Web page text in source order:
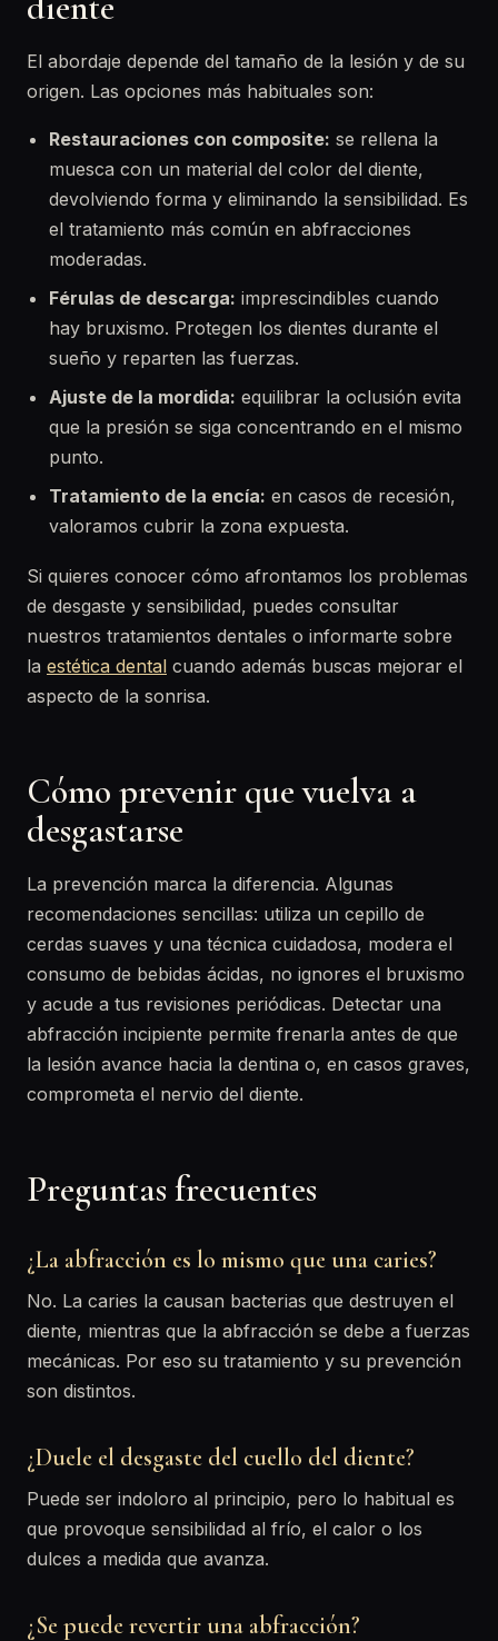
El abordaje depende del tamaño de la lesión y de su
origen. Las opciones más habituales son:
Restauraciones con composite: se rellena la
muesca con un material del color del diente,
devolviendo forma y eliminando la sensibilidad. Es
el tratamiento más común en abfracciones
moderadas.
Férulas de descarga: imprescindibles cuando
hay bruxismo. Protegen los dientes durante el
sueño y reparten las fuerzas.
Ajuste de la mordida: equilibrar la oclusión evita
que la presión se siga concentrando en el mismo
punto.
Tratamiento de la encía: en casos de recesión,
valoramos cubrir la zona expuesta.
Si quieres conocer cómo afrontamos los problemas
de desgaste y sensibilidad, puedes consultar
nuestros tratamientos dentales o informarte sobre
la estética dental cuando además buscas mejorar el
aspecto de la sonrisa.
Cómo prevenir que vuelva a
desgastarse
La prevención marca la diferencia. Algunas
recomendaciones sencillas: utiliza un cepillo de
cerdas suaves y una técnica cuidadosa, modera el
consumo de bebidas ácidas, no ignores el bruxismo
y acude a tus revisiones periódicas. Detectar una
abfracción incipiente permite frenarla antes de que
la lesión avance hacia la dentina o, en casos graves,
comprometa el nervio del diente.
Preguntas frecuentes
¿La abfracción es lo mismo que una caries?
No. La caries la causan bacterias que destruyen el
diente, mientras que la abfracción se debe a fuerzas
mecánicas. Por eso su tratamiento y su prevención
son distintos.
¿Duele el desgaste del cuello del diente?
Puede ser indoloro al principio, pero lo habitual es
que provoque sensibilidad al frío, el calor o los
dulces a medida que avanza.
¿Se puede revertir una abfracción?